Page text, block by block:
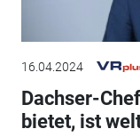
16.04.2024
Dachser-
bietet, ist